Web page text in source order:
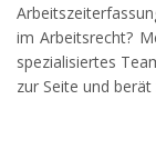
im Arbeitsrecht?
spezialisiertes
zur Seite und berät